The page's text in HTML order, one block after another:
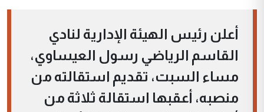
أعلن رئيس الهيئة الإدارية لنادي
القاسم الرياضي رسول العيساوي،
مساء السبت، تقديم استقالته من
منصبه، أعقبها استقالة ثلاثة من